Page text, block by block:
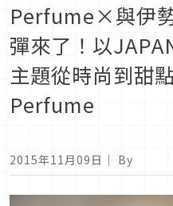
Perfume×與伊
彈來了！以
主題從時尚到甜
Perfume
2015年11月09日 ｜ By